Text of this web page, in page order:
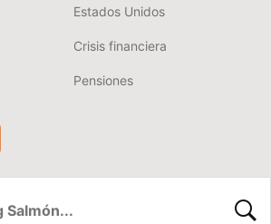
Estados Unidos
Crisis financiera
Pensiones